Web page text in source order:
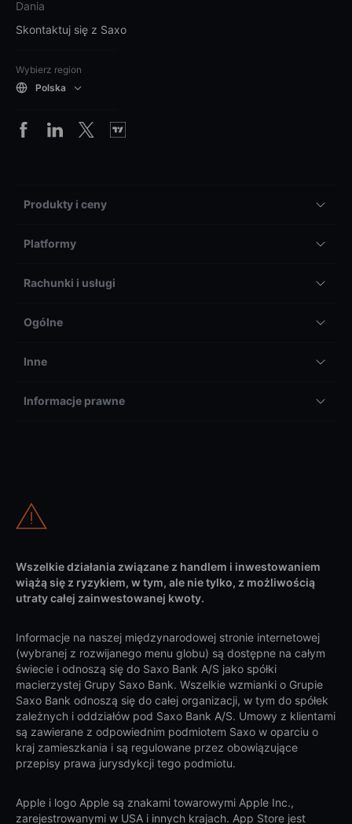
Dania
Skontaktuj się z Saxo
Wybierz region
Polska
Produkty i ceny
Platformy
Rachunki i usługi
Ogólne
Inne
Informacje prawne
Wszelkie działania związane z handlem i inwestowaniem
wiążą się z ryzykiem, w tym, ale nie tylko, z możliwością
utraty całej zainwestowanej kwoty.
Informacje na naszej międzynarodowej stronie internetowej
(wybranej z rozwijanego menu globu) są dostępne na całym
świecie i odnoszą się do Saxo Bank A/S jako spółki
macierzystej Grupy Saxo Bank. Wszelkie wzmianki o Grupie
Saxo Bank odnoszą się do całej organizacji, w tym do spółek
zależnych i oddziałów pod Saxo Bank A/S. Umowy z klientami
są zawierane z odpowiednim podmiotem Saxo w oparciu o
kraj zamieszkania i są regulowane przez obowiązujące
przepisy prawa jurysdykcji tego podmiotu.
Apple i logo Apple są znakami towarowymi Apple Inc.,
zarejestrowanymi w USA i innych krajach. App Store jest